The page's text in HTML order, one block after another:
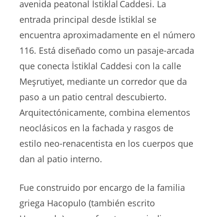
avenida peatonal İstiklal Caddesi. La
entrada principal desde İstiklal se
encuentra aproximadamente en el número
116. Está diseñado como un pasaje-arcada
que conecta İstiklal Caddesi con la calle
Meşrutiyet, mediante un corredor que da
paso a un patio central descubierto.
Arquitectónicamente, combina elementos
neoclásicos en la fachada y rasgos de
estilo neo-renacentista en los cuerpos que
dan al patio interno.
Fue construido por encargo de la familia
griega Hacopulo (también escrito